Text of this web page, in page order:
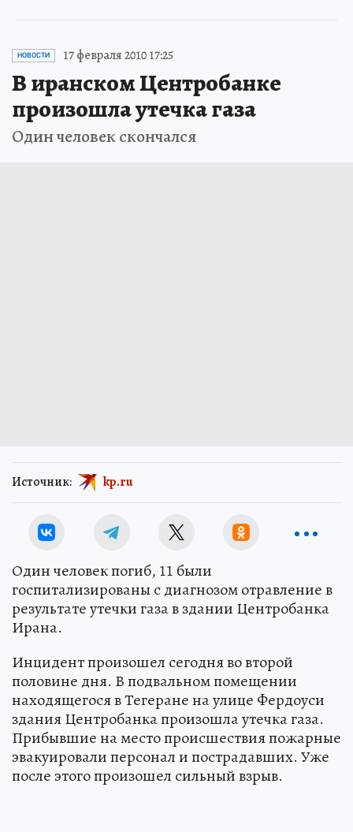
НОВОСТИ 17 февраля 2010 17:25
В иранском Центробанке
произошла утечка газа
Один человек скончался
Источник: kp.ru
Один человек погиб, 11 были
госпитализированы с диагнозом отравление в
результате утечки газа в здании Центробанка
Ирана.
Инцидент произошел сегодня во второй
половине дня. В подвальном помещении
находящегося в Тегеране на улице Фердоуси
здания Центробанка произошла утечка газа.
Прибывшие на место происшествия пожарные
эвакуировали персонал и пострадавших. Уже
после этого произошел сильный взрыв.